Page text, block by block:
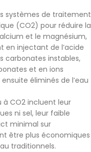
systèmes de traitement
(CO2) pour réduire la
et le magnésium,
en injectant de l’acide
carbonates instables,
et en ions
éliminés de l’eau
à CO2 incluent leur
ni sel, leur faible
minimal sur
être plus économiques
traditionnels.